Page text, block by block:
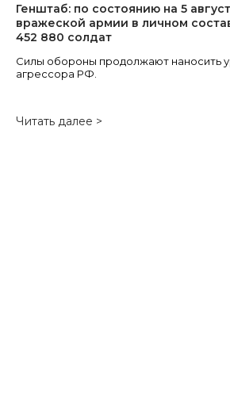
Генштаб: по состоянию на 5
вражеской армии в личном
452 880 солдат
Силы обороны продолжают наносить
агрессора РФ.
Читать далее >